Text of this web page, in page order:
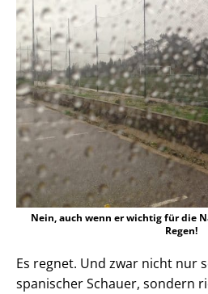
Nein, auch wenn er wichtig für die
Regen!
Es regnet. Und zwar nicht nur
spanischer Schauer, sondern